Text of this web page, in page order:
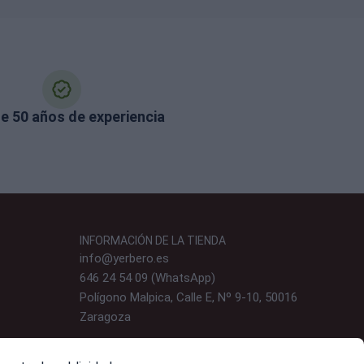
50 años de experiencia
INFORMACIÓN DE LA TIENDA
info@yerbero.es
646 24 54 09 (WhatsApp)
Polígono Malpica, Calle E, Nº 9-10, 50016
Zaragoza